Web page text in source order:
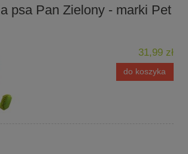
psa Pan Zielony - marki Pet
31,99 zł
do koszyka